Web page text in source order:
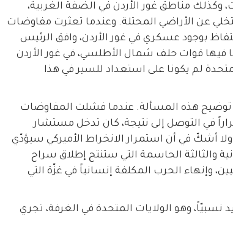
وكذلك مناطق غور الأردن في الضفة الغربية،
عن الأراضي المحتلة. وعندما تعثرت مفاوضات
الاحتفاظ بوجود عسكري في غور الأردن، وافق الرئيس
فيها قوات حلف شمال الأطلسي، في غور الأردن
لم يكونا على استعداد للسير في هذا
هذه المسألة. عندما فشلت المفاوضات
في التوصل إلى نتيجة، كان تدخل مستشار
ولا أشكّ في أن استمرار الانخراط الأميركي سيؤدّي
والثالثة الحاسمة التي ستنتج إطلاق سراح
وإنهاء الحرب المكلفة إنسانياً في غزّة التي
وهو الولايات المتحدة في الغرفة، تجري